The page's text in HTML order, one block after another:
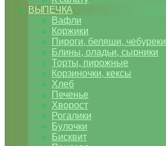
ВЫПЕЧКА
Вафли
Коржики
Пироги, беляши, чебуреки
Блины, оладьи, сырники
Торты, пирожные
Корзиночки, кексы
Хлеб
Печенье
Хворост
Рогалики
Булочки
Бисквит